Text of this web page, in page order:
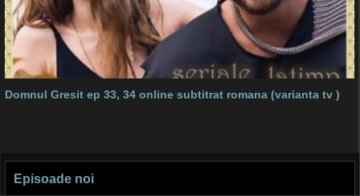
Domnul Gresit ep 33, 34 online subtitrat romana (varianta tv )
Episoade noi